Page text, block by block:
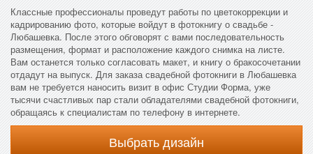
Классные профессионалы проведут работы по цветокоррекции и
кадрированию фото, которые войдут в фотокнигу о свадьбе -
Любашевка. После этого обговорят с вами последовательность
размещения, формат и расположение каждого снимка на листе.
Вам останется только согласовать макет, и книгу о бракосочетании
отдадут на выпуск. Для заказа свадебной фотокниги в Любашевка
вам не требуется наносить визит в офис Студии Форма, уже
тысячи счастливых пар стали обладателями свадебной фотокниги,
обращаясь к специалистам по телефону в интернете.
Выбрать дизайн